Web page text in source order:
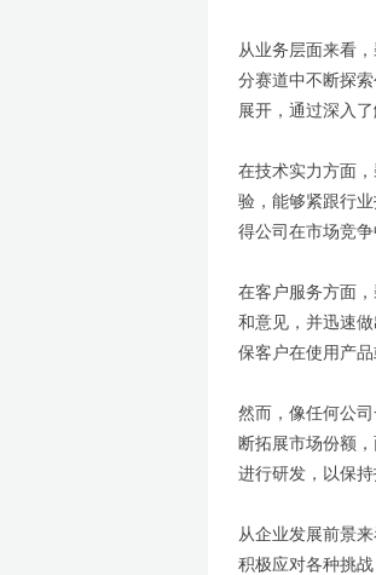
从业务层面来看
分赛道中不断探
展开，通过深入
在技术实力方面
验，能够紧跟行
得公司在市场竞
在客户服务方面
和意见，并迅速
保客户在使用产
然而，像任何公
断拓展市场份额
进行研发，以保
从企业发展前景
积极应对各种挑